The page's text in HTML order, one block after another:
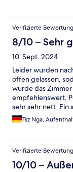
Verifizierte Bewertung
8/10 – Sehr
10. Sept. 2024
Leider wurden
offen gelassen,
wurde das
empfehlenswert,
sehr sehr nett. Ein
Tsz Nga,
Verifizierte Bewertung
10/10 –